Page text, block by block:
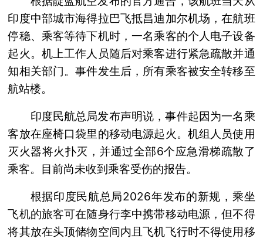
印度中部城市海得拉巴飞抵昌迪加尔机场，在航班
停稳、乘客等待下机时，一名乘客的个人电子设备
起火。机上工作人员随后对乘客进行紧急疏散并通
知相关部门。事件发生后，所有乘客被安全转移至
航站楼。
印度民航总局发布声明说，事件起因为一名乘
客放在座椅口袋里的移动电源起火。机组人员使用
灭火器将火扑灭，并通过全部6个应急滑梯疏散了
乘客。目前尚未收到乘客受伤的报告。
根据印度民航总局2026年发布的新规，乘坐
飞机的旅客可在随身行李中携带移动电源，但不得
将其放在头顶储物空间内且飞机飞行时不得使用移